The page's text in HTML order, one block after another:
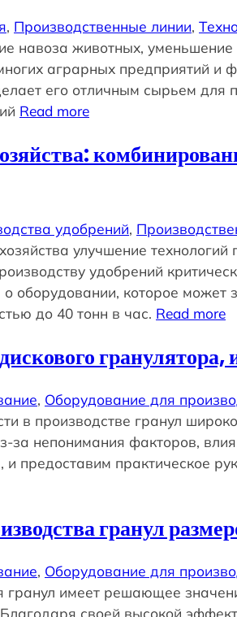
, Производственные линии,
навоза животных,
аграрных предприятий и
его отличным сырьем
Read more
удобрений,
улучшение
удобрений
оборудовании, которое может
до 40 тонн в час. Read more
гранулятора,
, Оборудование для
в производстве гранул
за непонимания факторов,
практическое
гранул
, Оборудование для
имеет решающее
своей высокой